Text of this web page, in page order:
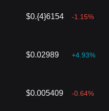
$0.{4}6154 -1.15%
$0.02989 +4.93%
$0.005409 -0.64%